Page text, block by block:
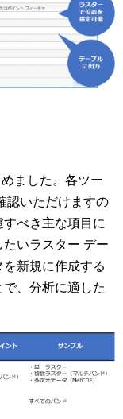
ました。各ツー
認いただけますの
べき主な項目に
いラスター デー
新規に作成する
、分析に適した